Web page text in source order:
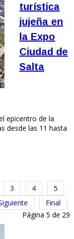
turística
jujeña en
la Expo
Ciudad de
Salta
epicentro de la
desde las 11 hasta
3 4
5
Final
Página 5 de 29